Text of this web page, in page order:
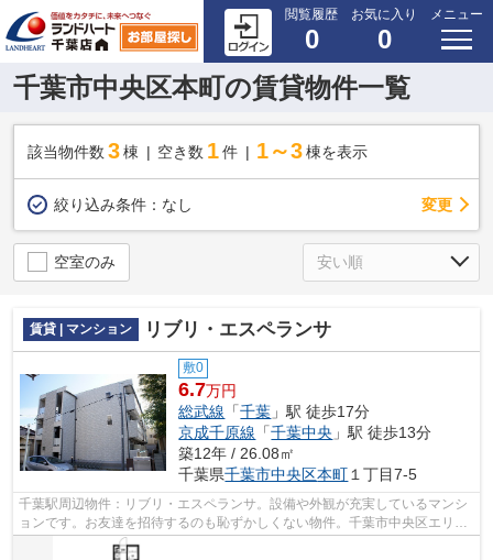
閲覧履歴
0
お気に入り
0
メニュー
千葉市中央区本町の賃貸物件一覧
該当物件数 3棟 空き数 1 件 1～3 棟を表示
絞り込み条件： なし 変更
空室のみ
賃貸 | マンション リブリ・エスペランサ
敷0
6.7万円
総武線 「千葉 」駅 徒歩17分
京成千原線 「千葉中央 」駅 徒歩13分
築12年 / 26.08㎡
千葉県千葉市中央区本町１丁目7-5
千葉駅周辺物件：リブリ・エスペランサ。設備や外観が充実しているマンシ
ョンです。お友達を招待するのも恥ずかしくない物件。千葉市中央区エリア
や千葉付近での住まい選びは、当社に...